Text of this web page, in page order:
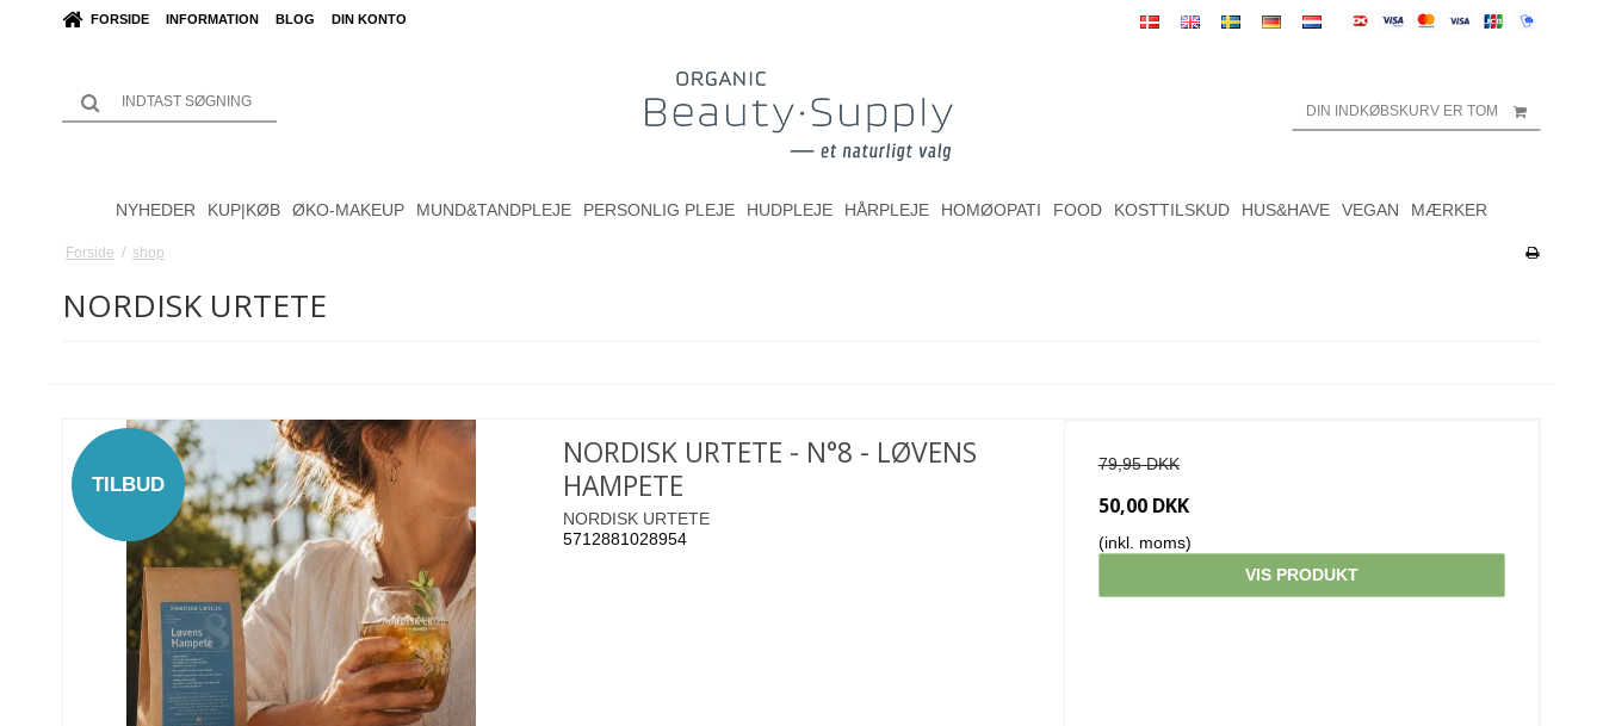
FORSIDE INFORMATION BLOG DIN KONTO
DIN INDKØBSKURV ER TOM
NYHEDER KUP|KØB ØKO-MAKEUP MUND&TANDPLEJE PERSONLIG PLEJE HUDPLEJE HÅRPLEJE HOMØOPATI FOOD KOSTTILSKUD HUS&HAVE VEGAN MÆRKER
Forside / shop
NORDISK URTETE
TILBUD
NORDISK URTETE - N°8 - LØVENS
HAMPETE
NORDISK URTETE
5712881028954
79,95 DKK
50,00 DKK
(inkl. moms)
VIS PRODUKT